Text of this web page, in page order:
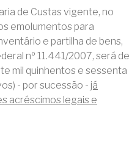
de Custas vigente, no
emolumentos para
e partilha de bens,
nº 11.441/2007, será de
mil quinhentos e sessenta
- por sucessão - já
acréscimos legais e